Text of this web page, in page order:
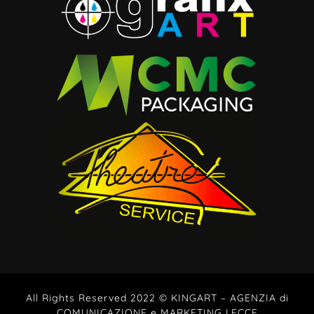
All Rights Reserved 2022 © KINGART – AGENZIA di